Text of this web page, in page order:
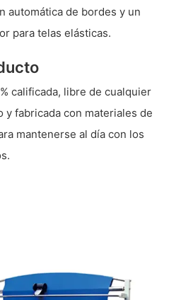
automática de bordes y un
para telas elásticas.
calificada, libre de cualquier
y fabricada con materiales de
mantenerse al día con los